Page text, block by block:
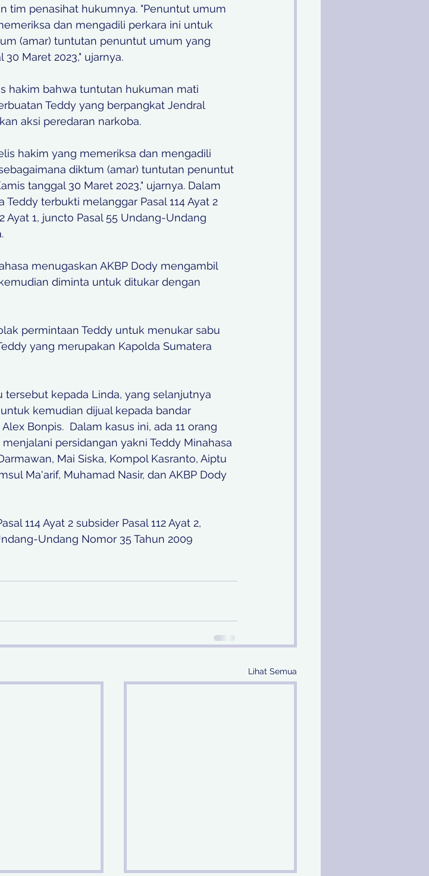
tim penasihat hukumnya. "Penuntut umum
dan mengadili perkara ini untuk
(amar) tuntutan penuntut umum yang
Maret 2023," ujarnya.
hakim bahwa tuntutan hukuman mati
Teddy yang berpangkat Jendral
aksi peredaran narkoba.
hakim yang memeriksa dan mengadili
diktum (amar) tuntutan penuntut
tanggal 30 Maret 2023," ujarnya. Dalam
terbukti melanggar Pasal 114 Ayat 2
Ayat 1, juncto Pasal 55 Undang-Undang
menugaskan AKBP Dody mengambil
diminta untuk ditukar dengan
permintaan Teddy untuk menukar sabu
yang merupakan Kapolda Sumatera
kepada Linda, yang selanjutnya
kemudian dijual kepada bandar
Bonpis.  Dalam kasus ini, ada 11 orang
persidangan yakni Teddy Minahasa
Mai Siska, Kompol Kasranto, Aiptu
Ma'arif, Muhamad Nasir, dan AKBP Dody
114 Ayat 2 subsider Pasal 112 Ayat 2,
Undang Nomor 35 Tahun 2009
Lihat Semua